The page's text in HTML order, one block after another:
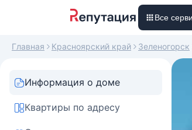
Все
Главная Красноярский край Зеленогорск
Информация о доме
Квартиры по адресу